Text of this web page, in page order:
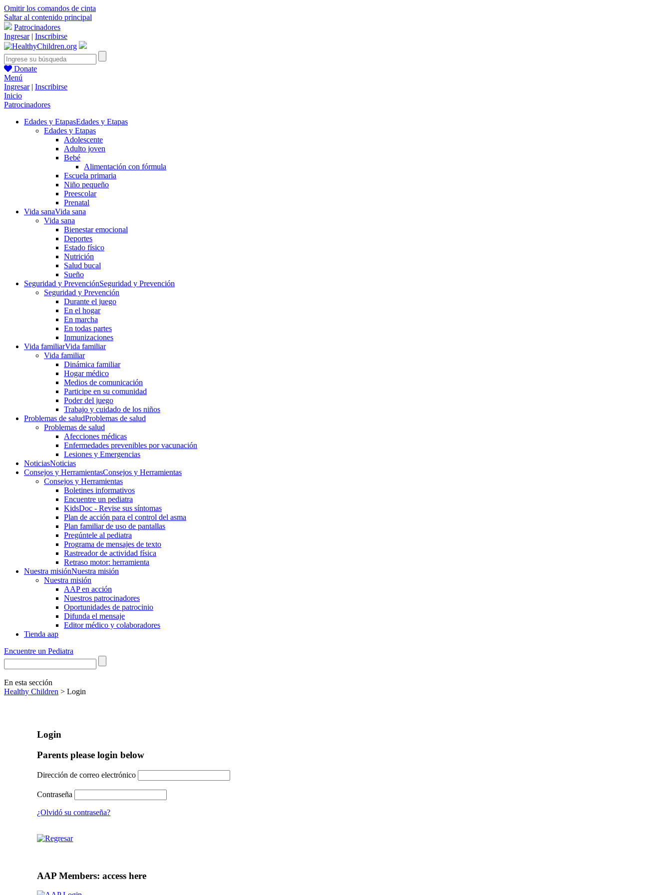
Omitir los comandos de cinta
Saltar al contenido principal
Patrocinadores
Ingresar| Inscribirse
Donate
Menú
Ingresar| Inscribirse
Inicio
Patrocinadores
Edades y EtapasEdades y Etapas
Edades y Etapas
Adolescente
Adulto joven
Bebé
Alimentación con fórmula
Escuela primaria
Niño pequeño
Preescolar
Prenatal
Vida sanaVida sana
Vida sana
Bienestar emocional
Deportes
Estado físico
Nutrición
Salud bucal
Sueño
Seguridad y PrevenciónSeguridad y Prevención
Seguridad y Prevención
Durante el juego
En el hogar
En marcha
En todas partes
Inmunizaciones
Vida familiarVida familiar
Vida familiar
Dinámica familiar
Hogar médico
Medios de comunicación
Participe en su comunidad
Poder del juego
Trabajo y cuidado de los niños
Problemas de saludProblemas de salud
Problemas de salud
Afecciones médicas
Enfermedades prevenibles por vacunación
Lesiones y Emergencias
NoticiasNoticias
Consejos y HerramientasConsejos y Herramientas
Consejos y Herramientas
Boletines informativos
Encuentre un pediatra
KidsDoc - Revise sus síntomas
Plan de acción para el control del asma
Plan familiar de uso de pantallas
Pregúntele al pediatra
Programa de mensajes de texto
Rastre​​ador de activida​d física
Retraso motor: herramienta
Nuestra misiónNuestra misión
Nuestra misión
AAP en acción
Nuestros patrocinadores
Oportunidades de patrocinio
Difunda el mensaje
Editor médico y colaboradores
Tienda aap
Encuentre un Pediatra
En esta sección
Healthy Children > Login
Login
Parents please login below
Dirección de correo electrónico
Contraseña
¿Olvidó su contraseña?
AAP Members: access here